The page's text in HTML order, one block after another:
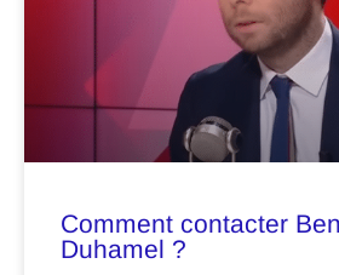
Comment contacter
Duhamel ?